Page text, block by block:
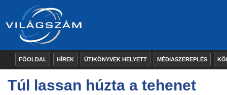
FŐOLDAL HÍREK ÚTIKÖNYVEK HELYETT MÉDIASZEREPLÉS
Túl lassan húzta a tehenet